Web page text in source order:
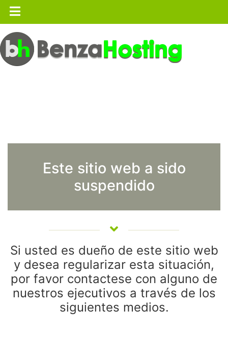
Este sitio web a sido
suspendido
Si usted es dueño de este sitio web
y desea regularizar esta situación,
por favor contactese con alguno de
nuestros ejecutivos a través de los
siguientes medios.